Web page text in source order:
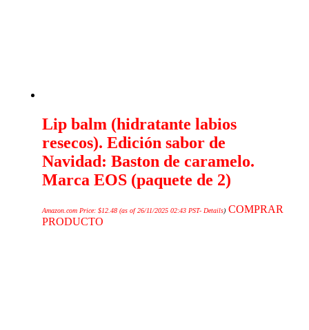
Lip balm (hidratante labios
resecos). Edición sabor de
Navidad: Baston de caramelo.
Marca EOS (paquete de 2)
Amazon.com Price:$12.48 (as of 26/11/2025 02:43 PST- Details) COMPRAR
PRODUCTO